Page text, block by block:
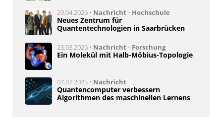
29.04.2026 • Nachricht • Hochschule
Neues Zentrum für
Quantentechnologien in Saarbrücken
23.03.2026 • Nachricht • Forschung
Ein Molekül mit Halb-Möbius-Topologie
07.07.2025 • Nachricht
Quantencomputer verbessern
Algorithmen des maschinellen Lernens